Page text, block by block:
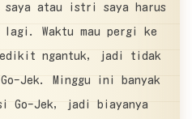
saya atau istri saya harus
Waktu mau pergi ke
ngantuk, jadi tidak
Jek. Minggu ini banyak
Go-Jek, jadi biayanya